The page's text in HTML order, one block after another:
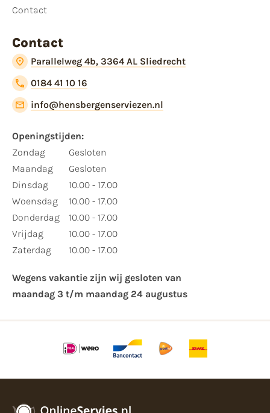
Contact
Contact
Parallelweg 4b, 3364 AL Sliedrecht
0184 41 10 16
info@hensbergenserviezen.nl
Openingstijden:​
​Zondag
Maandag
Dinsdag
Woensdag
Donderdag
Vrijdag
Zaterdag
Gesloten
Gesloten
10.00 - 17.00
10.00 - 17.00
10.00 - 17.00
10.00 - 17.00
10.00 - 17.00
Wegens vakantie zijn wij gesloten van ​
maandag 3 t/m maandag 24 augustus